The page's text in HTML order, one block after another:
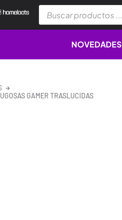
productos
NOVEDADES
GAMER TRASLUCIDAS